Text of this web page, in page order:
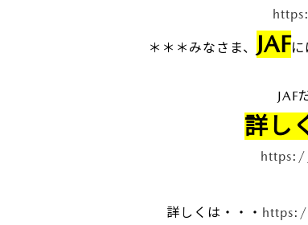
＊＊＊みなさま、 JAF
JAFだか
詳
詳しくは・・・